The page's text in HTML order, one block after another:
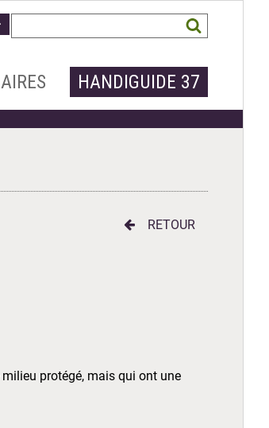
HANDIGUIDE 37
RETOUR
protégé, mais qui ont une